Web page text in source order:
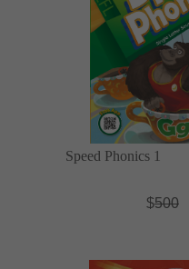
Speed Phonics 1
$500